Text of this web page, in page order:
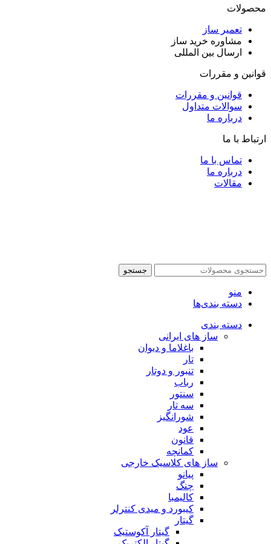
محصولات
تعمیر ساز
مشاوره خرید ساز
ارسال بین المللی
قوانین و مقررات
قوانین و مقررات
سوالات متداول
درباره ما
ارتباط با ما
تماس با ما
درباره ما
مقالات
جستجو
منو
دسته بندی‌ها
دسته بندی
ساز های ایرانی
باغلاما و دیوان
تار
تنبور و دوتار
رباب
سنتور
سه تار
شورانگیز
عود
قانون
کمانچه
ساز های کلاسیک خارجی
پیانو
چنگ
کالیمبا
کیبورد و میدی کنترلر
گیتار
گیتار آکوستیک